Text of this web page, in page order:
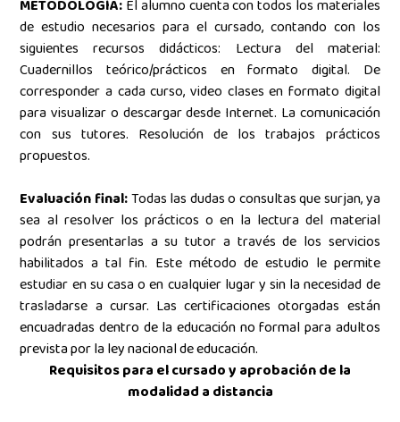
METODOLOGÍA: El alumno cuenta con todos los materiales
de estudio necesarios para el cursado, contando con los
siguientes recursos didácticos: Lectura del material:
Cuadernillos teórico/prácticos en formato digital. De
corresponder a cada curso, video clases en formato digital
para visualizar o descargar desde Internet. La comunicación
con sus tutores. Resolución de los trabajos prácticos
propuestos.
Evaluación final:Todas las dudas o consultas que surjan, ya
sea al resolver los prácticos o en la lectura del material
podrán presentarlas a su tutor a través de los servicios
habilitados a tal fin. Este método de estudio le permite
estudiar en su casa o en cualquier lugar y sin la necesidad de
trasladarse a cursar. Las certificaciones otorgadas están
encuadradas dentro de la educación no formal para adultos
prevista por la ley nacional de educación.
Requisitos para el cursado y aprobación de la
modalidad a distancia